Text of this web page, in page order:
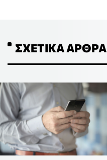
ΣΧΕΤΙΚΆ ΆΡΘΡΑ